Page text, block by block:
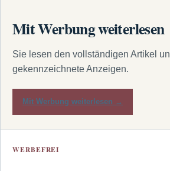
Mit Werbung weiterlesen
Sie lesen den vollständigen Artikel
gekennzeichnete Anzeigen.
Mit Werbung weiterlesen →
WERBEFREI